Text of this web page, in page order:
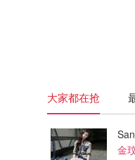
大家都在抢